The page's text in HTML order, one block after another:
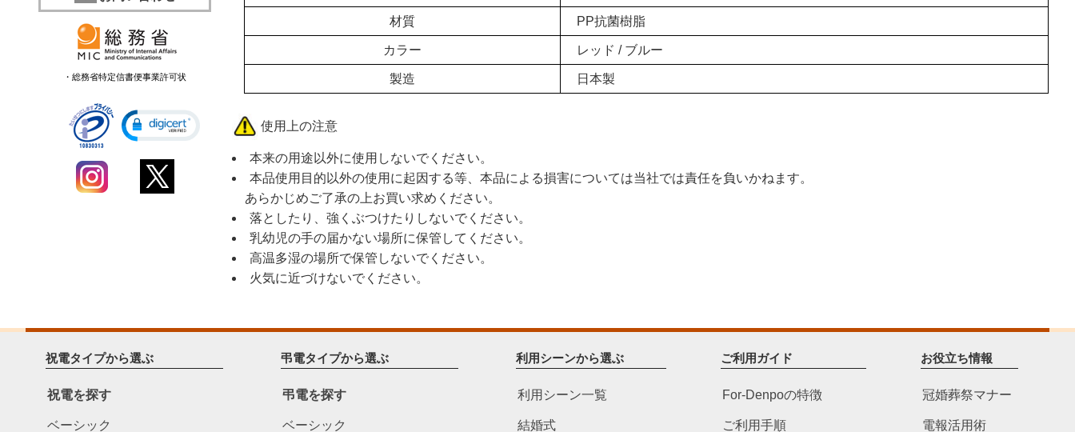
・総務省特定信書便事業許可状
材質 PP抗菌樹脂
カラー レッド / ブルー
製造 日本製
使用上の注意
本来の用途以外に使用しないでください。
本品使用目的以外の使用に起因する等、本品による損害については当社では責任を負いかねます。
あらかじめご了承の上お買い求めください。
落としたり、強くぶつけたりしないでください。
乳幼児の手の届かない場所に保管してください。
高温多湿の場所で保管しないでください。
火気に近づけないでください。
祝電タイプから選ぶ
祝電を探す
ベーシック
弔電タイプから選ぶ
弔電を探す
ベーシック
利用シーンから選ぶ
利用シーン一覧
結婚式
ご利用ガイド
For-Denpoの特徴
ご利用手順
お役立ち情報
冠婚葬祭マナー
電報活用術